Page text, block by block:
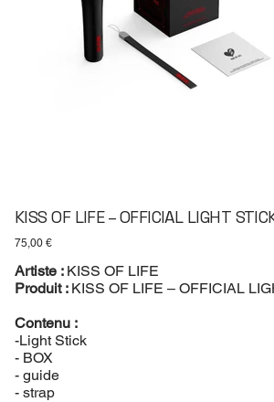
KISS OF LIFE – OFFICIAL LIGHT
Prix
75,00 €
Artiste : KISS OF LIFE
Produit : KISS OF LIFE – OFFICIAL
Contenu :
-Light Stick
- BOX
- guide
- strap